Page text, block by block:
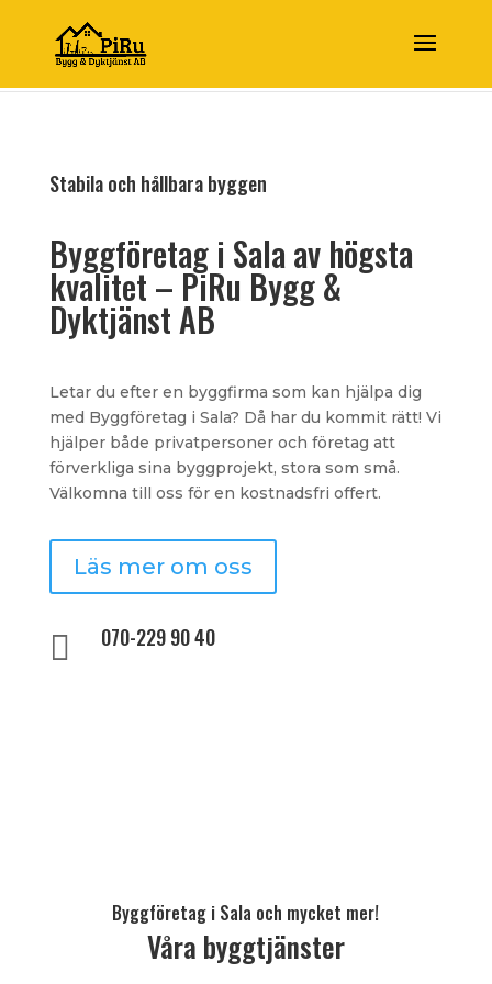
Stabila och hållbara byggen
Byggföretag i Sala av högsta
kvalitet – PiRu Bygg &
Dyktjänst AB
Letar du efter en byggfirma som kan hjälpa dig
med Byggföretag i Sala? Då har du kommit rätt! Vi
hjälper både privatpersoner och företag att
förverkliga sina byggprojekt, stora som små.
Välkomna till oss för en kostnadsfri offert.
Läs mer om oss
 070-229 90 40
Byggföretag i Sala och mycket mer!
Våra byggtjänster